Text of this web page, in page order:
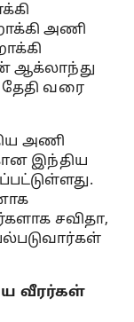
அணி
ஆக்லாந்து
தேதி வரை
அணி
இந்திய
சவிதா,
வீரர்கள்